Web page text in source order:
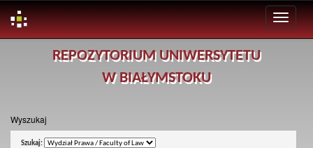
REPOZYTORIUM UNIWERSYTETU
W BIAŁYMSTOKU
Wyszukaj
Szukaj: